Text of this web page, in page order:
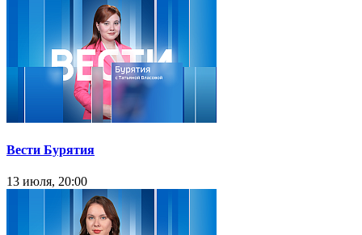
Вести Бурятия
13 июля, 20:00